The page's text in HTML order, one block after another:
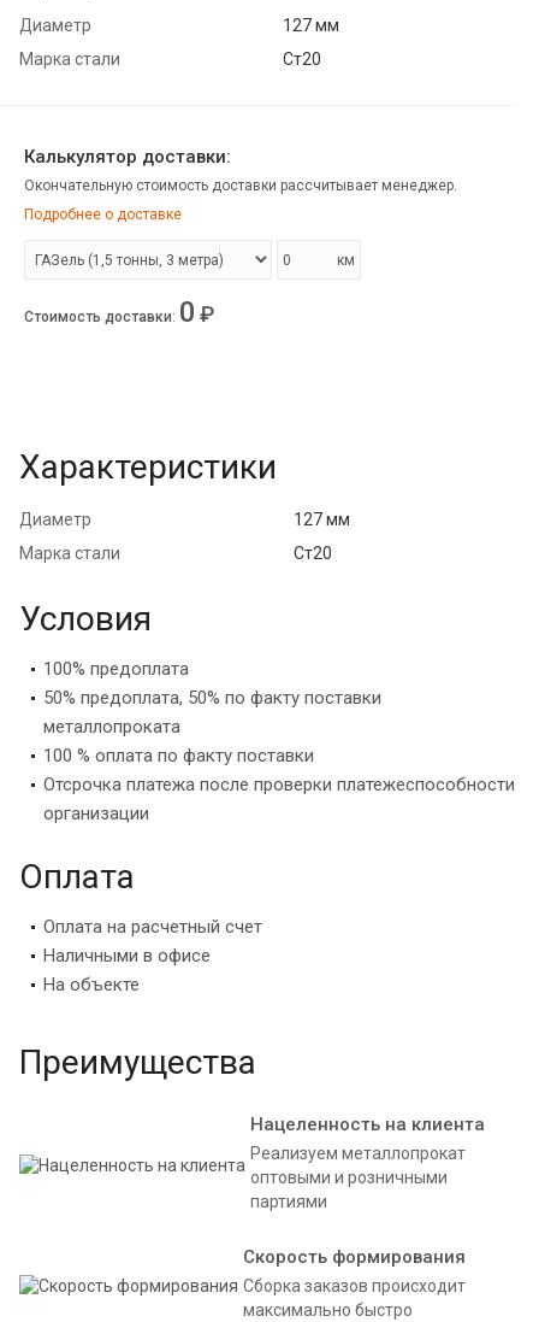
Диаметр
127 мм
Марка стали
Ст20
Калькулятор доставки:
Окончательную стоимость доставки рассчитывает менеджер.
Подробнее о доставке
км
Стоимость доставки: 0 ₽
Характеристики
Диаметр
127 мм
Марка стали
Ст20
Условия
100% предоплата
50% предоплата, 50% по факту поставки
металлопроката
100 % оплата по факту поставки
Отсрочка платежа после проверки платежеспособности
организации
Оплата
Оплата на расчетный счет
Наличными в офисе
На объекте
Преимущества
Нацеленность на клиента
Реализуем металлопрокат
оптовыми и розничными
партиями
Скорость формирования
Сборка заказов происходит
максимально быстро